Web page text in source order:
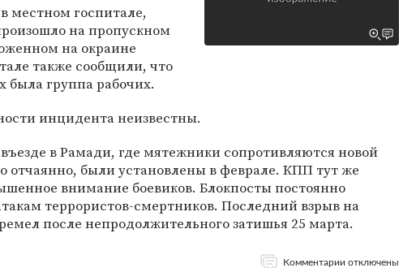
местном госпитале,
на пропускном
на окраине
также сообщили, что
была группа рабочих.
инцидента неизвестны.
в Рамади, где мятежники сопротивляются новой
отчаянно, были установлены в феврале. КПП тут же
внимание боевиков. Блокпосты постоянно
террористов-смертников. Последний взрыв на
после непродолжительного затишья 25 марта.
Комментарии отключены